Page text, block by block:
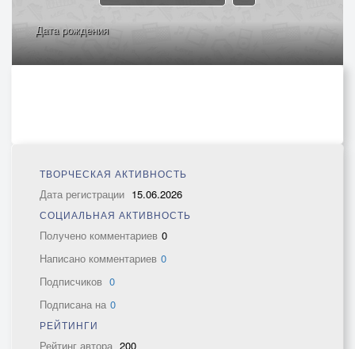
Дата рождения
ТВОРЧЕСКАЯ АКТИВНОСТЬ
Дата регистрации 15.06.2026
СОЦИАЛЬНАЯ АКТИВНОСТЬ
Получено комментариев 0
Написано комментариев 0
Подписчиков 0
Подписана на 0
РЕЙТИНГИ
Рейтинг автора 200